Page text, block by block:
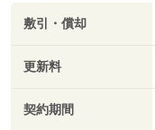
敷引・償却
更新料
契約期間